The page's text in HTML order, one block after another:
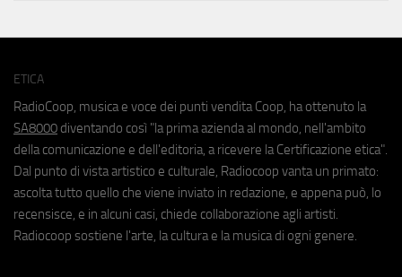
ETICA
RadioCoop, musica e voce dei punti vendita Coop, ha ottenuto la
SA8000 diventando così "la prima azienda al mondo, nell'ambito
della comunicazione e dell'editoria, a ricevere la Certificazione etica".
Dal punto di vista artistico e culturale, Radiocoop vanta un primato:
ascolta tutto quello che viene inviato in redazione, e appena può, lo
recensisce, e in alcuni casi, chiede collaborazione agli artisti.
Radiocoop sostiene l'arte, la cultura e la musica di ogni genere.